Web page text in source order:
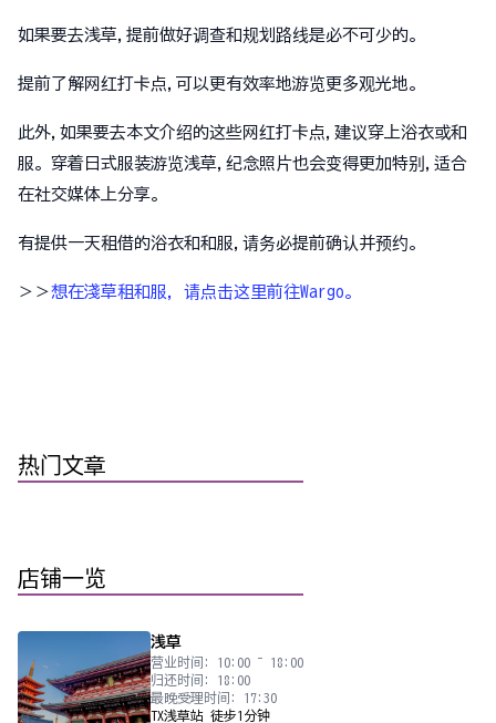
如果要去浅草,提前做好调查和规划路线是必不可少的。
提前了解网红打卡点,可以更有效率地游览更多观光地。
此外,如果要去本文介绍的这些网红打卡点,建议穿上浴衣或和
服。穿着日式服装游览浅草,纪念照片也会变得更加特别,适合
在社交媒体上分享。
有提供一天租借的浴衣和和服,请务必提前确认并预约。
＞＞想在淺草租和服，请点击这里前往Wargo。
热门文章
店铺一览
浅草
营业时间: 10:00 ~ 18:00
归还时间: 18:00
最晚受理时间: 17:30
TX浅草站 徒步1分钟